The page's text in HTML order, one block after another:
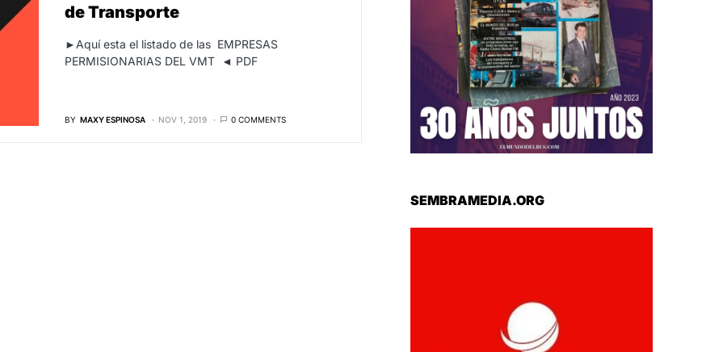
de Transporte
►Aquí esta el listado de las EMPRESAS
PERMISIONARIAS DEL VMT ◄ PDF
BY MAXY ESPINOSA NOV 1, 2019 0 COMMENTS
SEMBRAMEDIA.ORG